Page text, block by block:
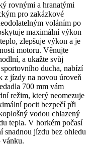
rovnými a hranatými
pro zakázkové
voláním po
maximální výkon
zlepšuje výkon a je
motoru. Věnujte
a ukažte svůj
ducha, nabízí
z jízdy na novou úroveň
700 mm vám
režim, který neomezuje
pocit bezpečí při
vodou chlazený
tepla. V horkém počasí
snadnou jízdu bez ohledu
vánku.